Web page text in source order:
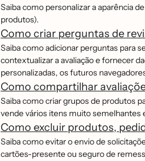
Saiba como personalizar a aparência
produtos).
Como criar perguntas de
Saiba como adicionar perguntas para
contextualizar a avaliação e fornecer
personalizadas, os futuros
Como compartilhar
Saiba como criar grupos de produtos
vende vários itens muito semelhantes
Como excluir produtos,
Saiba como evitar o envio de
cartões-presente ou seguro de